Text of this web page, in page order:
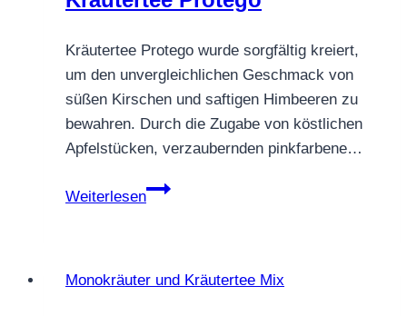
Kräutertee Protego wurde sorgfältig kreiert,
um den unvergleichlichen Geschmack von
süßen Kirschen und saftigen Himbeeren zu
bewahren. Durch die Zugabe von köstlichen
Apfelstücken, verzaubernden pinkfarbene…
Weiterlesen
Kräutertee
Monokräuter und Kräutertee Mix